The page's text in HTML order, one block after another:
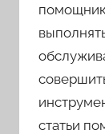
статьи